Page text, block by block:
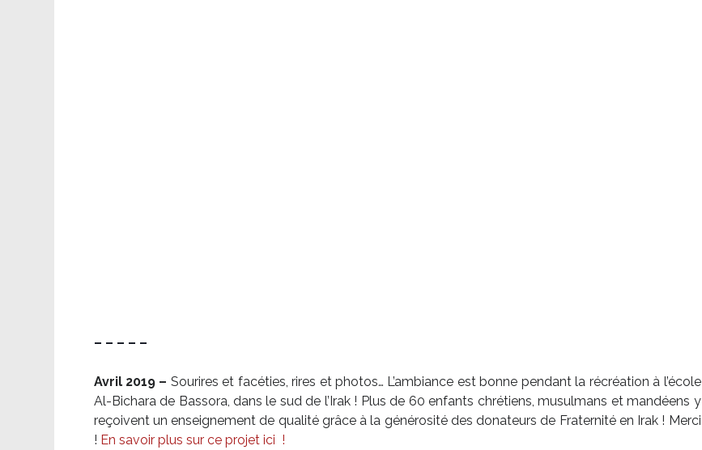
– – – – –
Avril 2019 – Sourires et facéties, rires et photos… L’ambiance est bonne pendant la récréation à l’école
Al-Bichara de Bassora, dans le sud de l’Irak ! Plus de 60 enfants chrétiens, musulmans et mandéens y
reçoivent un enseignement de qualité grâce à la générosité des donateurs de Fraternité en Irak ! Merci
! En savoir plus sur ce projet ici !